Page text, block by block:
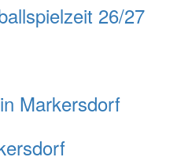
26/27
Markersdorf